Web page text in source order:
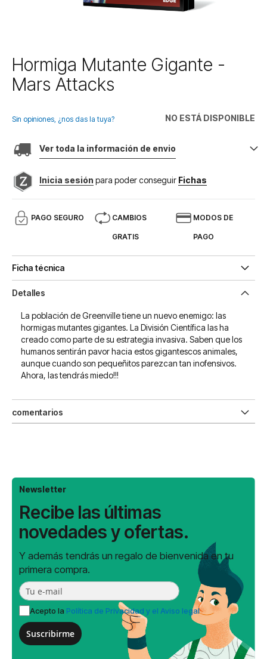
Saltar
al
comienzo
galería
imágenes
Hormiga Mutante Gigante -
Mars Attacks
NO ESTÁ DISPONIBLE
Sin opiniones, ¿nos das la tuya?
Ver toda la información de envio
Inicia sesión para poder conseguir Fichas
PAGO SEGURO CAMBIOS
GRATIS
MODOS DE
PAGO
Ficha técnica
Detalles
La población de Greenville tiene un nuevo enemigo: las
hormigas mutantes gigantes. La División Científica las ha
creado como parte de su estrategia invasiva. Saben que los
humanos sentirán pavor hacia estos gigantescos animales,
aunque cuando son pequeñitos parezcan tan inofensivos.
Ahora, las tendrás miedo!!!
comentarios
Newsletter
Recibe las últimas
novedades y ofertas.
Y además tendrás un regalo de bienvenida en tu
primera compra.
Acepto la Política de Privacidad y el Aviso legal
Suscribirme